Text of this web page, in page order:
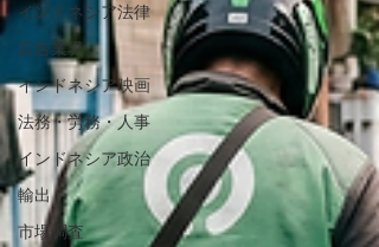
インドネシア法律
広告業界
インドネシア映画
法務・労務・人事
インドネシア政治
輸出
市場調査